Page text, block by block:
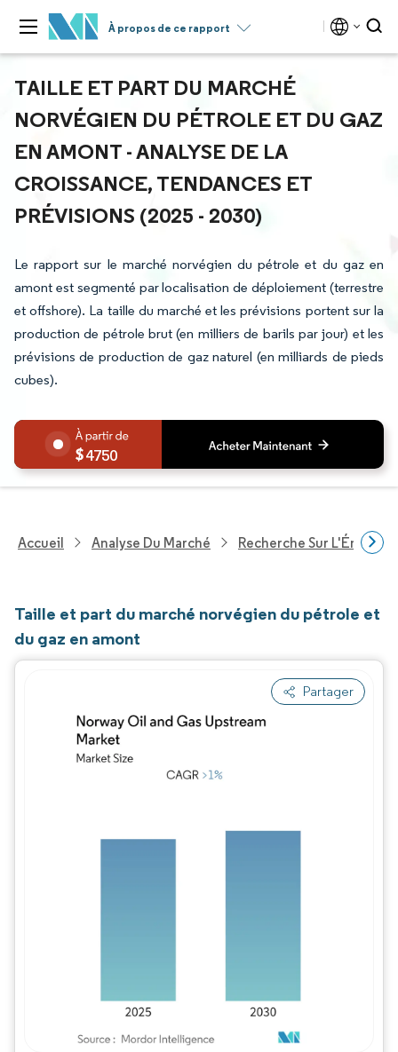
À propos de ce rapport
TAILLE ET PART DU MARCHÉ
NORVÉGIEN DU PÉTROLE ET DU GAZ
EN AMONT - ANALYSE DE LA
CROISSANCE, TENDANCES ET
PRÉVISIONS (2025 - 2030)
Le rapport sur le marché norvégien du pétrole et du gaz en
amont est segmenté par localisation de déploiement (terrestre
et offshore). La taille du marché et les prévisions portent sur la
production de pétrole brut (en milliers de barils par jour) et les
prévisions de production de gaz naturel (en milliards de pieds
cubes).
4750
Accueil Analyse Du Marché Recherche Sur
Taille et part du marché norvégien du pétrole et
du gaz en amont
Partager